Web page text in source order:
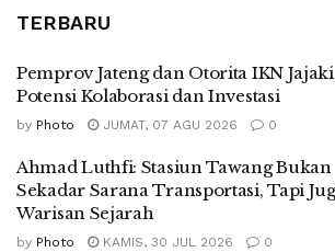
TERBARU
Pemprov Jateng dan Otorita IKN Jajaki
Potensi Kolaborasi dan Investasi
by Photo JUMAT, 07 AGU 2026 0
Ahmad Luthfi: Stasiun Tawang Bukan
Sekadar Sarana Transportasi, Tapi
Warisan Sejarah
by Photo KAMIS, 30 JUL 2026 0